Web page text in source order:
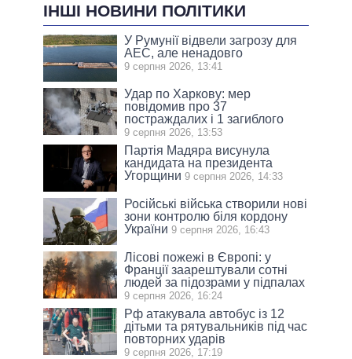
ІНШІ НОВИНИ ПОЛІТИКИ
У Румунії відвели загрозу для
АЕС, але ненадовго
9 серпня 2026, 13:41
Удар по Харкову: мер
повідомив про 37
постраждалих і 1 загиблого
9 серпня 2026, 13:53
Партія Мадяра висунула
кандидата на президента
Угорщини 9 серпня 2026, 14:33
Російські війська створили нові
зони контролю біля кордону
України 9 серпня 2026, 16:43
Лісові пожежі в Європі: у
Франції заарештували сотні
людей за підозрами у підпалах
9 серпня 2026, 16:24
Рф атакувала автобус із 12
дітьми та рятувальників під час
повторних ударів
9 серпня 2026, 17:19